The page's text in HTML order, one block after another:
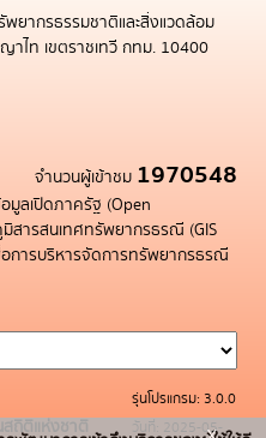
ยากรธรรมชาติและสิ่งแวดล้อม
ไท เขตราชเทวี กทม. 10400
จำนวนผู้เข้าชม 1970548
มูลเปิดภาครัฐ (Open
สารสนเทศทรัพยากรธรณี (GIS
อการบริหารจัดการทรัพยากรธรณี
สถิติแห่งชาติ
รุ่นโปรแกรม: 3.0.0
วันที่: 2025-05-